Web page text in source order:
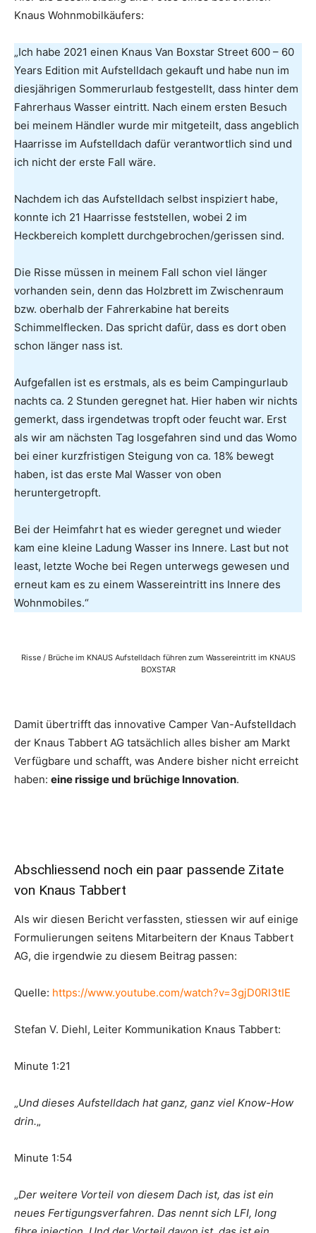
Knaus Wohnmobilkäufers:
„Ich habe 2021 einen Knaus Van Boxstar Street 600 – 60
Years Edition mit Aufstelldach gekauft und habe nun im
diesjährigen Sommerurlaub festgestellt, dass hinter dem
Fahrerhaus Wasser eintritt. Nach einem ersten Besuch
bei meinem Händler wurde mir mitgeteilt, dass angeblich
Haarrisse im Aufstelldach dafür verantwortlich sind und
ich nicht der erste Fall wäre.
Nachdem ich das Aufstelldach selbst inspiziert habe,
konnte ich 21 Haarrisse feststellen, wobei 2 im
Heckbereich komplett durchgebrochen/gerissen sind.
Die Risse müssen in meinem Fall schon viel länger
vorhanden sein, denn das Holzbrett im Zwischenraum
bzw. oberhalb der Fahrerkabine hat bereits
Schimmelflecken. Das spricht dafür, dass es dort oben
schon länger nass ist.
Aufgefallen ist es erstmals, als es beim Campingurlaub
nachts ca. 2 Stunden geregnet hat. Hier haben wir nichts
gemerkt, dass irgendetwas tropft oder feucht war. Erst
als wir am nächsten Tag losgefahren sind und das Womo
bei einer kurzfristigen Steigung von ca. 18% bewegt
haben, ist das erste Mal Wasser von oben
heruntergetropft.
Bei der Heimfahrt hat es wieder geregnet und wieder
kam eine kleine Ladung Wasser ins Innere. Last but not
least, letzte Woche bei Regen unterwegs gewesen und
erneut kam es zu einem Wassereintritt ins Innere des
Wohnmobiles.“
Risse / Brüche im KNAUS Aufstelldach führen zum Wassereintritt im KNAUS
BOXSTAR
Damit übertrifft das innovative Camper Van-Aufstelldach
der Knaus Tabbert AG tatsächlich alles bisher am Markt
Verfügbare und schafft, was Andere bisher nicht erreicht
haben: eine rissige und brüchige Innovation.
Abschliessend noch ein paar passende Zitate
von Knaus Tabbert
Als wir diesen Bericht verfassten, stiessen wir auf einige
Formulierungen seitens Mitarbeitern der Knaus Tabbert
AG, die irgendwie zu diesem Beitrag passen:
Quelle: https://www.youtube.com/watch?v=3gjD0Rl3tIE
Stefan V. Diehl, Leiter Kommunikation Knaus Tabbert:
Minute 1:21
„Und dieses Aufstelldach hat ganz, ganz viel Know-How
drin.„
Minute 1:54
„Der weitere Vorteil von diesem Dach ist, das ist ein
neues Fertigungsverfahren. Das nennt sich LFI, long